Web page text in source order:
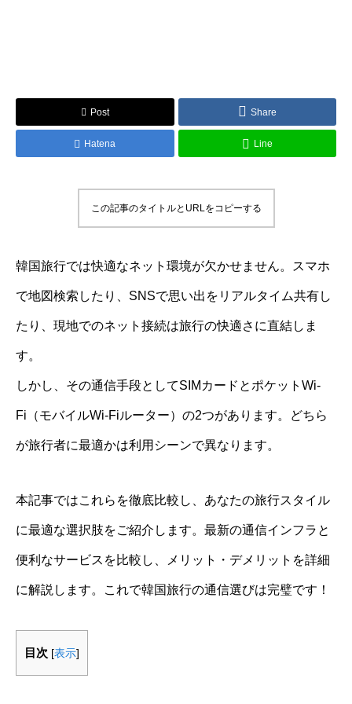
Post Share
Hatena Line
この記事のタイトルとURLをコピーする
韓国旅行では快適なネット環境が欠かせません。スマホ
で地図検索したり、SNSで思い出をリアルタイム共有し
たり、現地でのネット接続は旅行の快適さに直結しま
す。
しかし、その通信手段としてSIMカードとポケットWi-
Fi（モバイルWi-Fiルーター）の2つがあります。どちら
が旅行者に最適かは利用シーンで異なります。
本記事ではこれらを徹底比較し、あなたの旅行スタイル
に最適な選択肢をご紹介します。最新の通信インフラと
便利なサービスを比較し、メリット・デメリットを詳細
に解説します。これで韓国旅行の通信選びは完璧です！
目次 [表示]